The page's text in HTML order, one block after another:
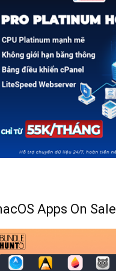
Apps On Sale